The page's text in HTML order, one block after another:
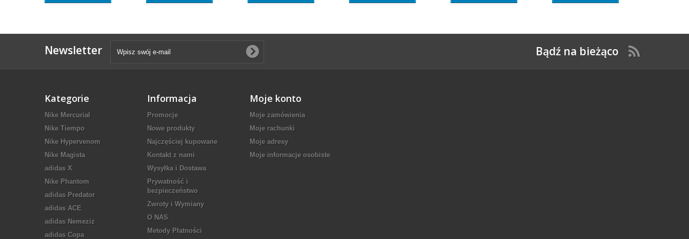
Newsletter Bądź na bieżąco
Kategorie
Nike Mercurial
Nike Tiempo
Nike Hypervenom
Nike Magista
adidas X
Nike Phantom
adidas Predator
adidas ACE
adidas Nemeziz
adidas Copa
Informacja
Promocje
Nowe produkty
Najczęściej kupowane
Kontakt z nami
Wysyłka i Dostawa
Prywatność i
bezpieczeństwo
Zwroty i Wymiany
O NAS
Metody Płatności
Moje konto
Moje zamówienia
Moje rachunki
Moje adresy
Moje informacje osobiste